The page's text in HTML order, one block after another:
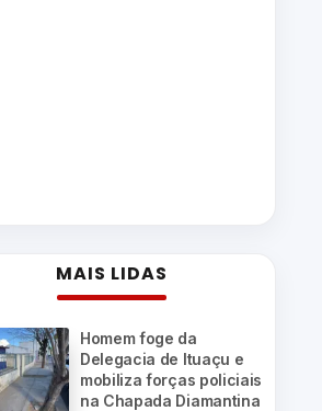
MAIS LIDAS
Homem foge da
Delegacia de Ituaçu e
mobiliza forças policiais
na Chapada Diamantina